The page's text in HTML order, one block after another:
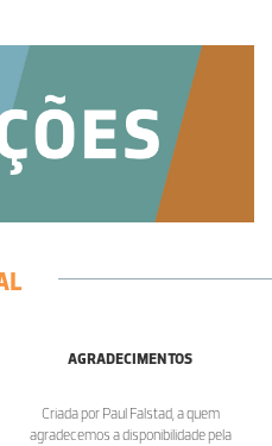
AGRADECIMENTOS
Criada por Paul Falstad, a quem
agradecemos a disponibilidade pela